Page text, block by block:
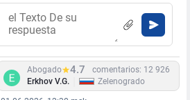
Abogado 4.7
comentarios: 12 926
Erkhov V.G.
Zelenogrado